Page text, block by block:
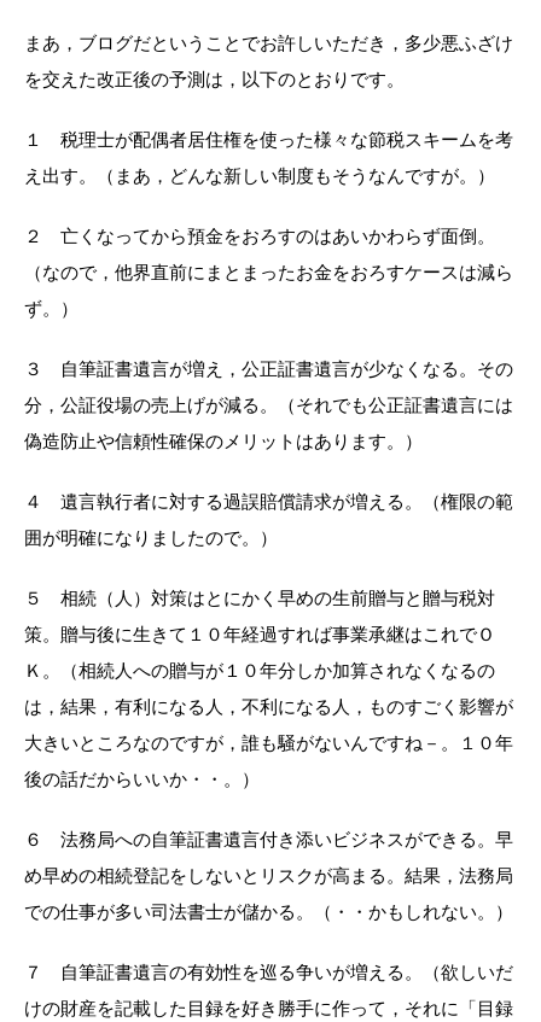
まあ，ブログだということでお許しいただき，多少悪ふざけ
を交えた改正後の予測は，以下のとおりです。
１ 税理士が配偶者居住権を使った様々な節税スキームを考
え出す。（まあ，どんな新しい制度もそうなんですが。）
２ 亡くなってから預金をおろすのはあいかわらず面倒。
（なので，他界直前にまとまったお金をおろすケースは減ら
ず。）
３ 自筆証書遺言が増え，公正証書遺言が少なくなる。その
分，公証役場の売上げが減る。（それでも公正証書遺言には
偽造防止や信頼性確保のメリットはあります。）
４ 遺言執行者に対する過誤賠償請求が増える。（権限の範
囲が明確になりましたので。）
５ 相続（人）対策はとにかく早めの生前贈与と贈与税対
策。贈与後に生きて１０年経過すれば事業承継はこれでＯ
Ｋ。（相続人への贈与が１０年分しか加算されなくなるの
は，結果，有利になる人，不利になる人，ものすごく影響が
大きいところなのですが，誰も騒がないんですね－。１０年
後の話だからいいか・・。）
６ 法務局への自筆証書遺言付き添いビジネスができる。早
め早めの相続登記をしないとリスクが高まる。結果，法務局
での仕事が多い司法書士が儲かる。（・・かもしれない。）
７ 自筆証書遺言の有効性を巡る争いが増える。（欲しいだ
けの財産を記載した目録を好き勝手に作って，それに「目録